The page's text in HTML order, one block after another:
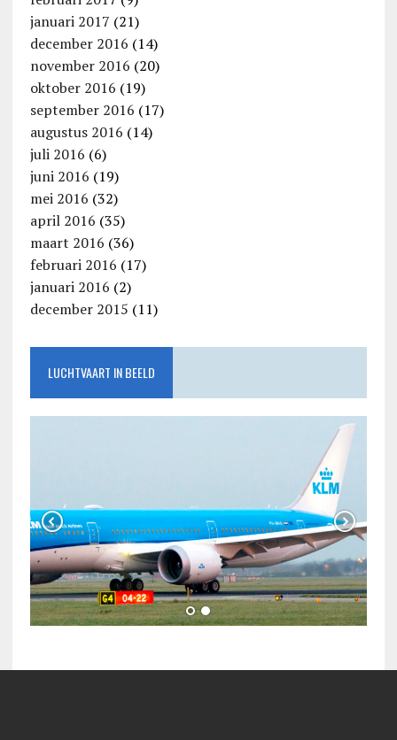
januari 2017 (21)
december 2016 (14)
november 2016 (20)
oktober 2016 (19)
september 2016 (17)
augustus 2016 (14)
juli 2016 (6)
juni 2016 (19)
mei 2016 (32)
april 2016 (35)
maart 2016 (36)
februari 2016 (17)
januari 2016 (2)
december 2015 (11)
LUCHTVAART IN BEELD